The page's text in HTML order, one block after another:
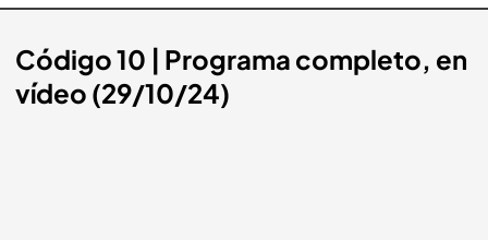
Código 10 | Programa completo, en
vídeo (29/10/24)